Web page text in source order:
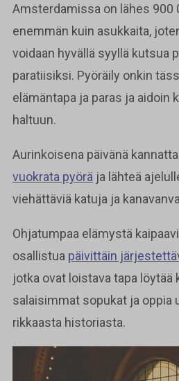
Amsterdamissa on lähes 900
enemmän kuin asukkaita,
voidaan hyvällä syyllä kutsua
paratiisiksi. Pyöräily onkin
elämäntapa ja paras ja aidoin
haltuun.
Aurinkoisena päivänä
vuokrata pyörä ja lähteä
viehättäviä katuja ja
Ohjatumpaa elämystä
osallistua päivittäin
jotka ovat loistava tapa löytää
salaisimmat sopukat ja oppia
rikkaasta historiasta.